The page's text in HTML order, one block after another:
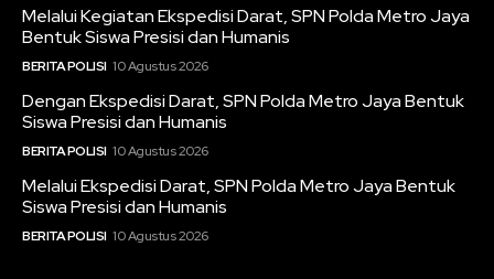
Melalui Kegiatan Ekspedisi Darat, SPN Polda Metro Jaya
Bentuk Siswa Presisi dan Humanis
BERITA POLISI 10 Agustus 2026
Dengan Ekspedisi Darat, SPN Polda Metro Jaya Bentuk
Siswa Presisi dan Humanis
BERITA POLISI 10 Agustus 2026
Melalui Ekspedisi Darat, SPN Polda Metro Jaya Bentuk
Siswa Presisi dan Humanis
BERITA POLISI 10 Agustus 2026